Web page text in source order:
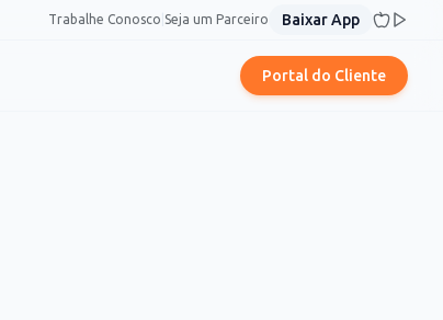
Trabalhe Conosco Seja um Parceiro Baixar App
Portal do Cliente